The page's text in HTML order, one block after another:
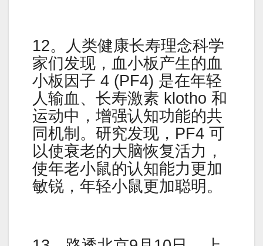
12。人类健康长寿理念科学
家们发现，血小板产生的血
小板因子 4 (PF4) 是在年轻
人输血、长寿激素 klotho 和
运动中，增强认知功能的共
同机制。研究发现，PF4 可
以使衰老的大脑恢复活力，
使年老小鼠的认知能力更加
敏锐，年轻小鼠更加聪明。